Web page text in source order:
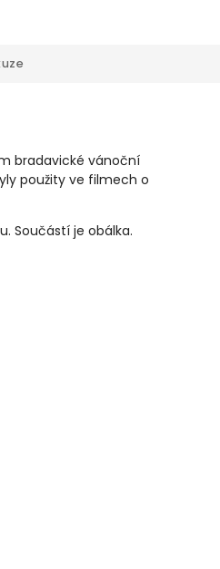
bradavické vánoční
použity ve filmech o
Součástí je obálka.